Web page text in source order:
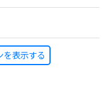
を表示する